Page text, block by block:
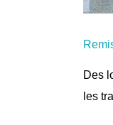
Des
les